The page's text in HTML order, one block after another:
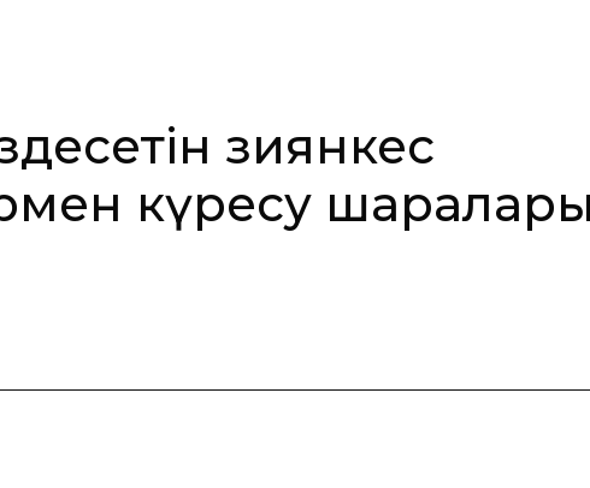
зиянкес
күресу шаралары